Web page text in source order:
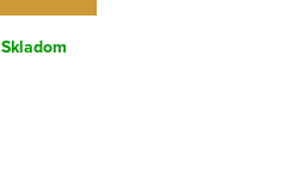
Skladom